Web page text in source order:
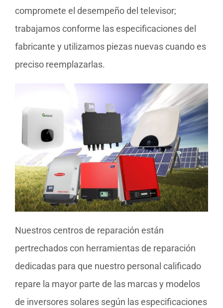
compromete el desempeño del televisor;
trabajamos conforme las especificaciones del
fabricante y utilizamos piezas nuevas cuando es
preciso reemplazarlas.
Nuestros centros de reparación están
pertrechados con herramientas de reparación
dedicadas para que nuestro personal calificado
repare la mayor parte de las marcas y modelos
de inversores solares según las especificaciones